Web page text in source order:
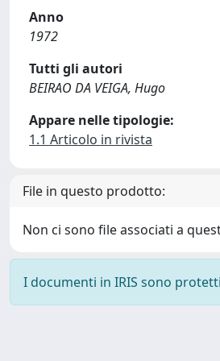
Anno
1972
Tutti gli autori
BEIRAO DA VEIGA, Hugo
Appare nelle tipologie:
1.1 Articolo in rivista
File in questo prodotto:
Non ci sono file associati a
I documenti in IRIS sono